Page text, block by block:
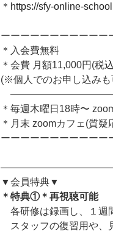
＊ https://sfy-online-
ーーーーーーーーーーー
＊入会費無料
＊会費 月額11,000円(税
(※個人でのお申し込みも
＊毎週木曜日18時〜
＊月末 zoomカフェ(質疑
ーーーーーーーーーーー
▼会員特典▼
＊特典①＊再視聴可能
各研修は録画し、１週
スタッフの復習用や、